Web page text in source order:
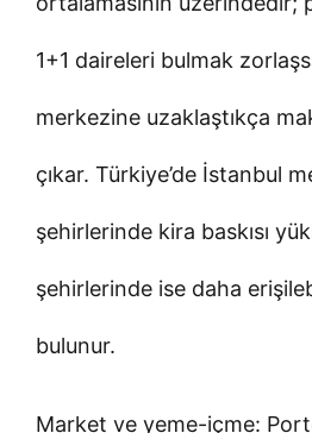
1+1 daireleri bulmak
merkezine uzaklaştıkça
çıkar. Türkiye’de İstanbul
şehirlerinde kira baskısı
şehirlerinde ise daha
bulunur.
Market ve yeme-içme: